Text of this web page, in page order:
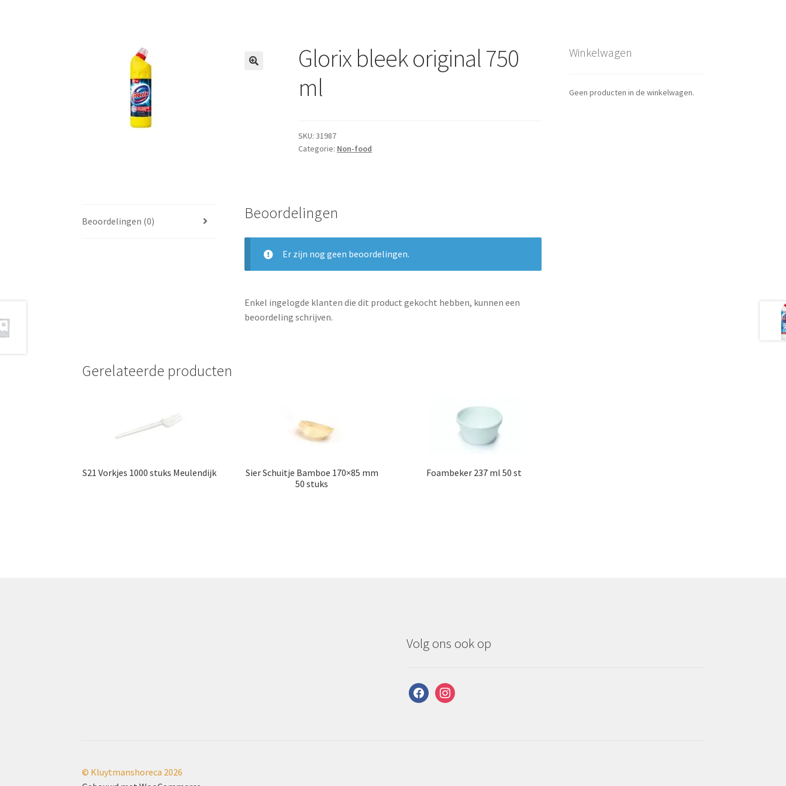
Glorix bleek original 750
ml
SKU:31987
Categorie: Non-food
Beoordelingen (0) Beoordelingen
Er zijn nog geen beoordelingen.
Enkel ingelogde klanten die dit product gekocht hebben, kunnen een
beoordeling schrijven.
Gerelateerde producten
S21 Vorkjes 1000 stuks Meulendijk
Sier Schuitje Bamboe 170×85 mm
50 stuks
Foambeker 237 ml 50 st
Winkelwagen
Geen producten in de winkelwagen.
Volg ons ook op
facebookinstagram
© Kluytmanshoreca 2026